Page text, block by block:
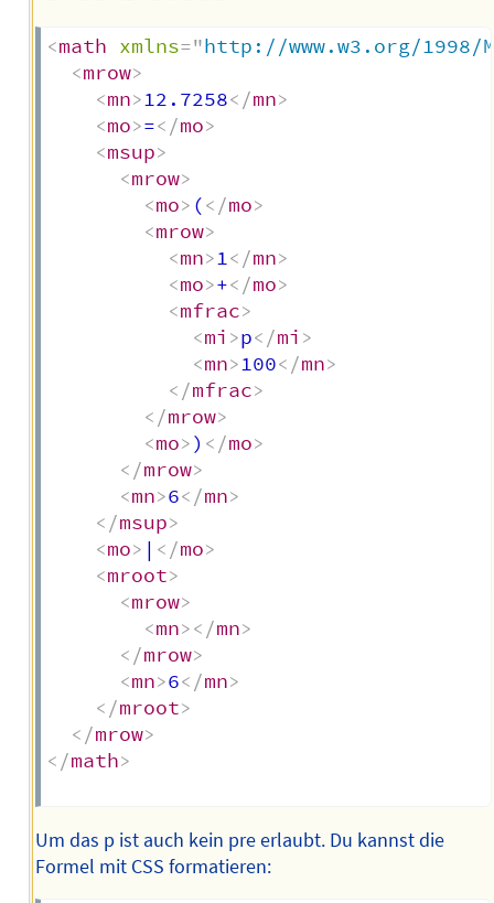
<math xmlns="http://www.w3.org/1998/
<mrow>
<mn>12.7258</mn>
<mo>=</mo>
<msup>
<mrow>
<mo> (</mo>
<mrow>
<mn>1</mn>
<mo>+</mo>
<mfrac>
<mi >p</mi >
<mn>100</mn>
</mfrac>
</mrow>
<mo>) </mo>
</mrow>
<mn>6</mn>
</msup>
<mo> | </mo>
<mroot>
<mrow>
<mn></mn>
</mrow>
<mn>6</mn>
</mroot>
</mrow>
</math>
Um das p ist auch kein pre erlaubt. Du kannst die
Formel mit CSS formatieren: